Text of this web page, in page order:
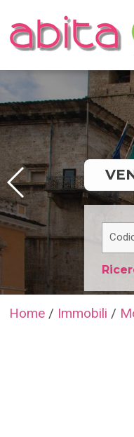
Home / Immobili /